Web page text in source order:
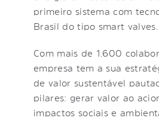
primeiro sistema com
Brasil do tipo smart valves.
Com mais de 1.600
empresa tem a sua
de valor sustentável
pilares: gerar valor ao
impactos sociais e